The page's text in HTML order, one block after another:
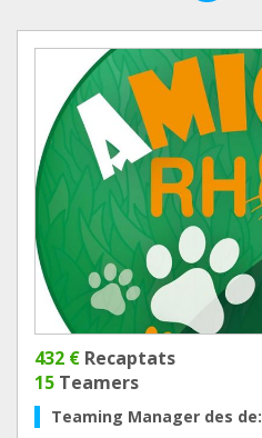
432 € Recaptats
15 Teamers
Teaming Manager des de: